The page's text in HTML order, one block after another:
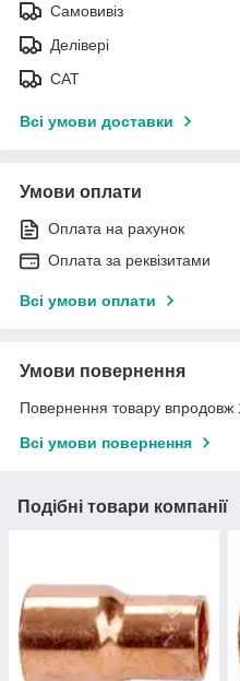
Самовивіз
Делівері
САТ
Всі умови доставки
Умови оплати
Оплата на рахунок
Оплата за реквізитами
Всі умови оплати
Умови повернення
Повернення товару впродовж
Всі умови повернення
Подібні товари компанії